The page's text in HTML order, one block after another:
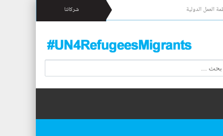
العمل الدولية شركائنا